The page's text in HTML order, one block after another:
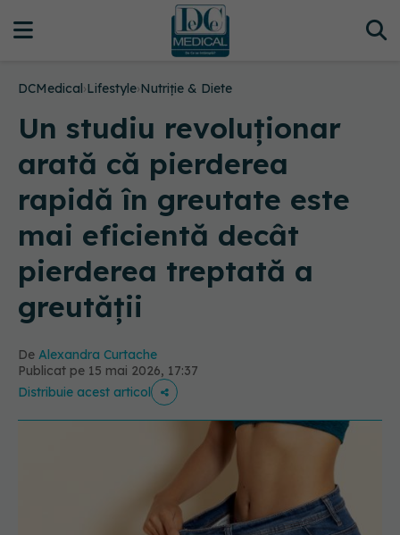
DCMedical›Lifestyle›Nutriție & Diete
Un studiu revoluționar
arată că pierderea
rapidă în greutate este
mai eficientă decât
pierderea treptată a
greutății
De Alexandra Curtache
Publicat pe 15 mai 2026, 17:37
Distribuie acest articol